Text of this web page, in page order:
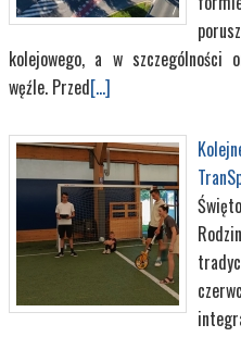
kolejowego, a w szczególności
węźle. Przed[...]